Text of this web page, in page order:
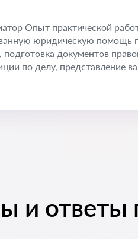
Опыт практической
юридическую помощь
подготовка документов
по делу, представление
и ответы